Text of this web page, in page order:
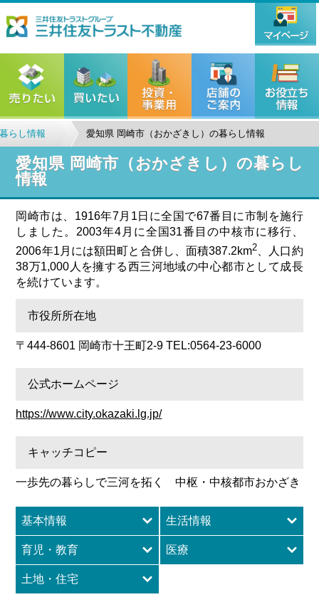
らし情報 愛知県 岡崎市（おかざきし）の暮らし情報
愛知県 岡崎市（おかざきし）の暮らし
情報
岡崎市は、1916年7月1日に全国で67番目に市制を施行
しました。2003年4月に全国31番目の中核市に移行、
2006年1月には額田町と合併し、面積387.2km2 、人口約
38万1,000人を擁する西三河地域の中心都市として成長
を続けています。
市役所所在地
〒444-8601 岡崎市十王町2-9 TEL:0564-23-6000
公式ホームページ
https://www.city.okazaki.lg.jp/
キャッチコピー
一歩先の暮らしで三河を拓く 中枢・中核都市おかざき
基本情報 生活情報
育児・教育 医療
土地・住宅